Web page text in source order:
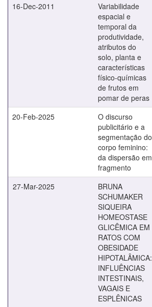
16-Dec-2011
Variabilidade
espacial e
temporal da
produtividade,
atributos do
solo, planta e
características
físico-químicas
de frutos em
pomar de peras
20-Feb-2025
O discurso
publicitário e a
segmentação do
corpo feminino:
da dispersão em
fragmento
27-Mar-2025
BRUNA
SCHUMAKER
SIQUEIRA
HOMEOSTASE
GLICÊMICA EM
RATOS COM
OBESIDADE
HIPOTALÂMICA:
INFLUÊNCIAS
INTESTINAIS,
VAGAIS E
ESPLÊNICAS